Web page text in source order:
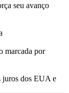
seu avanço
marcada por
juros dos EUA e